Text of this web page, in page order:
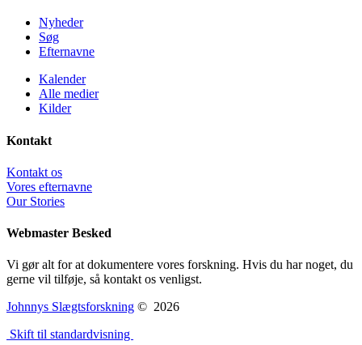
Nyheder
Søg
Efternavne
Kalender
Alle medier
Kilder
Kontakt
Kontakt os
Vores efternavne
Our Stories
Webmaster Besked
Vi gør alt for at dokumentere vores forskning. Hvis du har noget, du
gerne vil tilføje, så kontakt os venligst.
Johnnys Slægtsforskning © 2026
Skift til standardvisning